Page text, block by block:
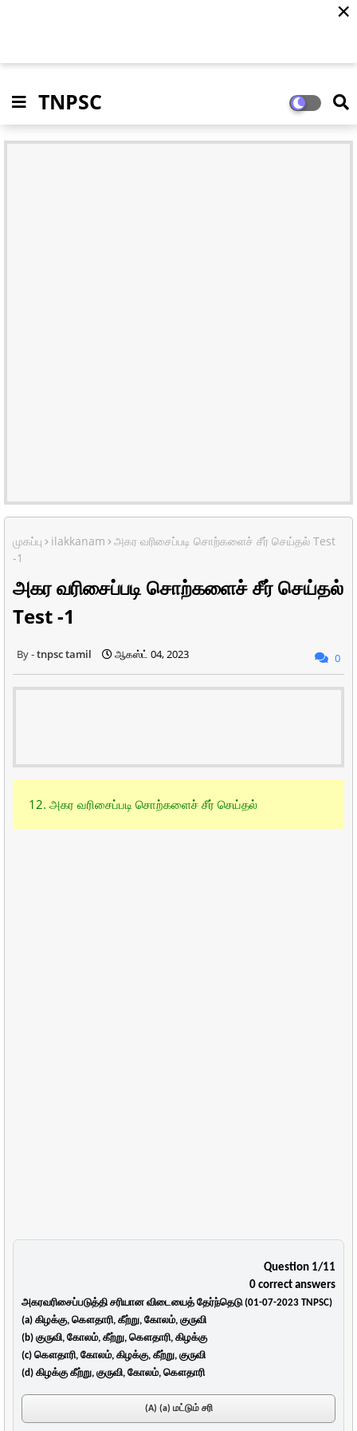
TNPSC
முகப்பு ilakkanam
அகர வரிசைப்படி சொற்களைச் சீர் செய்தல் Test
-1
அகர வரிசைப்படி சொற்களைச் சீர் செய்தல்
Test -1
tnpsc tamil ஆகஸ்ட் 04, 2023 0
12. அகர வரிசைப்படி சொற்களைச் சீர் செய்தல்
Question 1/11
0 correct answers
அகரவரிசைப்படுத்தி சரியான விடையைத் தேர்ந்தெடு (01-07-2023 TNPSC)
(a) கிழக்கு, கௌதாரி, கீற்று, கோலம், குருவி
(b) குருவி, கோலம், கீற்று, கௌதாரி, கிழக்கு
(c) கௌதாரி, கோலம், கிழக்கு, கீற்று, குருவி
(d) கிழக்கு கீற்று, குருவி, கோலம், கௌதாரி
(A) (a) மட்டும் சரி
✕